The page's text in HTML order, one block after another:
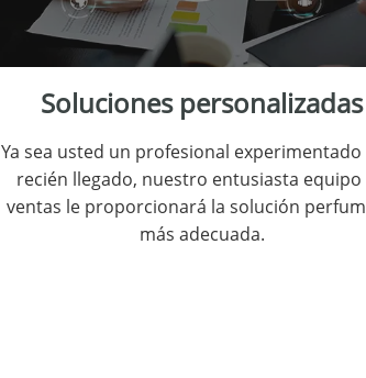
Soluciones personalizadas
Ya sea usted un profesional experimentado
recién llegado, nuestro entusiasta equipo
ventas le proporcionará la solución
más adecuada.